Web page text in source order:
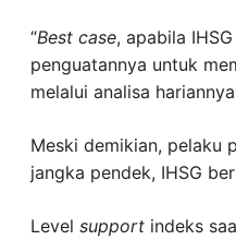
“Best case, apabila
penguatannya untuk
melalui analisa
Meski demikian, pelaku
jangka pendek, IHSG
Level support indeks